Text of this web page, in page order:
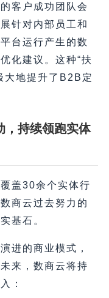
客户成功团队会
针对内部员工和
台运行产生的数
化建议。这种“扶
大地提升了B2B定
，持续领跑实体
盖30余个实体行
商云过去努力的
基石。
进的商业模式，
来，数商云将持
：